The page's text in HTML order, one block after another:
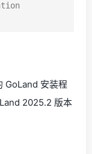
GoLand 安装程
2025.2 版本